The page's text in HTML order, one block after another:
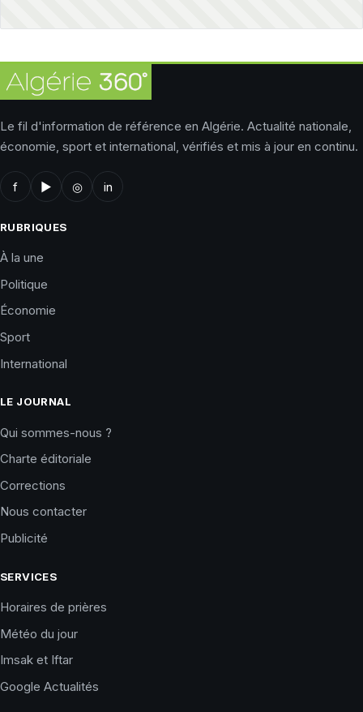
Le fil d'information de référence en Algérie. Actualité nationale,
économie, sport et international, vérifiés et mis à jour en continu.
f ▶ ◎ in
RUBRIQUES
À la une
Politique
Économie
Sport
International
LE JOURNAL
Qui sommes-nous ?
Charte éditoriale
Corrections
Nous contacter
Publicité
SERVICES
Horaires de prières
Météo du jour
Imsak et Iftar
Google Actualités